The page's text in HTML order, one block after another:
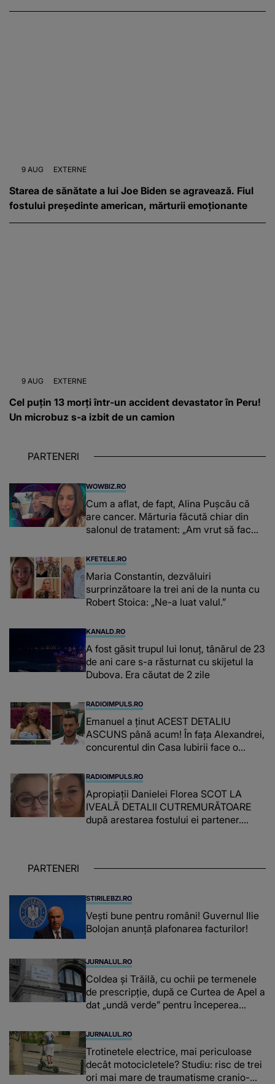
9 AUG EXTERNE
Starea de sănătate a lui Joe Biden se agravează. Fiul
fostului președinte american, mărturii emoționante
9 AUG EXTERNE
Cel puțin 13 morți într-un accident devastator în Peru!
Un microbuz s-a izbit de un camion
PARTENERI
WOWBIZ.RO
Cum a aflat, de fapt, Alina Pușcău că
are cancer. Mărturia făcută chiar din
salonul de tratament: „Am vrut să fac
înțepe sânul”
KFETELE.RO
Maria Constantin, dezvăluiri
surprinzătoare la trei ani de la nunta cu
Robert Stoica: „Ne-a luat valul.”
KANALD.RO
A fost găsit trupul lui Ionuț, tânărul de 23
de ani care s-a răsturnat cu skijetul la
Dubova. Era căutat de 2 zile
RADIOIMPULS.RO
Emanuel a ținut ACEST DETALIU
ASCUNS până acum! În fața Alexandrei,
concurentul din Casa Iubirii face o
mama sa: "I-am spus și ei în față, eu nu
te iubesc pentru că..."
RADIOIMPULS.RO
Apropiații Danielei Florea SCOT LA
IVEALĂ DETALII CUTREMURĂTOARE
după arestarea fostului ei partener.
reușit să fac mai mult pentru ea și..."
PARTENERI
STIRILEBZI.RO
Vești bune pentru români! Guvernul Ilie
Bolojan anunță plafonarea facturilor!
JURNALUL.RO
Coldea și Trăilă, cu ochii pe termenele
de prescripție, după ce Curtea de Apel a
dat „undă verde” pentru începerea
JURNALUL.RO
Trotinetele electrice, mai periculoase
decât motocicletele? Studiu: risc de trei
ori mai mare de traumatisme cranio-